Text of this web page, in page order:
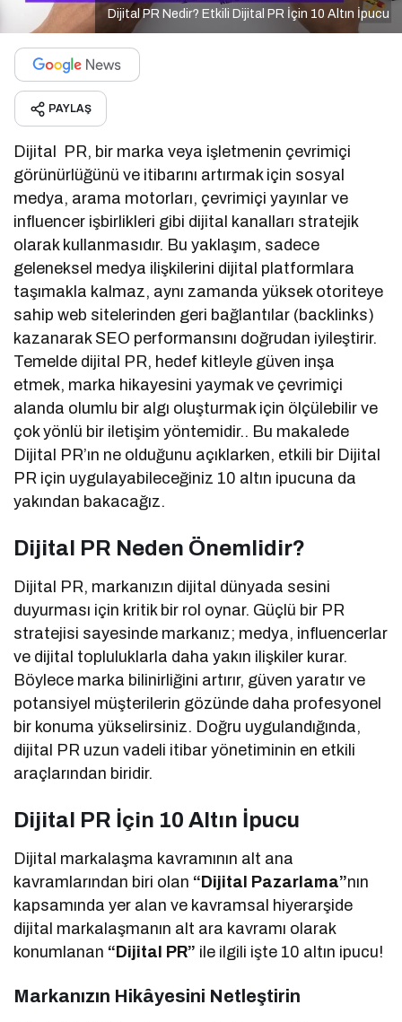
Dijital PR Nedir? Etkili Dijital PR İçin 10 Altın İpucu
PAYLAŞ
Dijital PR, bir marka veya işletmenin çevrimiçi
görünürlüğünü ve itibarını artırmak için sosyal
medya, arama motorları, çevrimiçi yayınlar ve
influencer işbirlikleri gibi dijital kanalları stratejik
olarak kullanmasıdır. Bu yaklaşım, sadece
geleneksel medya ilişkilerini dijital platformlara
taşımakla kalmaz, aynı zamanda yüksek otoriteye
sahip web sitelerinden geri bağlantılar (backlinks)
kazanarak SEO performansını doğrudan iyileştirir.
Temelde dijital PR, hedef kitleyle güven inşa
etmek, marka hikayesini yaymak ve çevrimiçi
alanda olumlu bir algı oluşturmak için ölçülebilir ve
çok yönlü bir iletişim yöntemidir.. Bu makalede
Dijital PR’ın ne olduğunu açıklarken, etkili bir Dijital
PR için uygulayabileceğiniz 10 altın ipucuna da
yakından bakacağız.
Dijital PR Neden Önemlidir?
Dijital PR, markanızın dijital dünyada sesini
duyurması için kritik bir rol oynar. Güçlü bir PR
stratejisi sayesinde markanız; medya, influencerlar
ve dijital topluluklarla daha yakın ilişkiler kurar.
Böylece marka bilinirliğini artırır, güven yaratır ve
potansiyel müşterilerin gözünde daha profesyonel
bir konuma yükselirsiniz. Doğru uygulandığında,
dijital PR uzun vadeli itibar yönetiminin en etkili
araçlarından biridir.
Dijital PR İçin 10 Altın İpucu
Dijital markalaşma kavramının alt ana
kavramlarından biri olan “Dijital Pazarlama”nın
kapsamında yer alan ve kavramsal hiyerarşide
dijital markalaşmanın alt ara kavramı olarak
konumlanan “Dijital PR” ile ilgili işte 10 altın ipucu!
Markanızın Hikâyesini Netleştirin